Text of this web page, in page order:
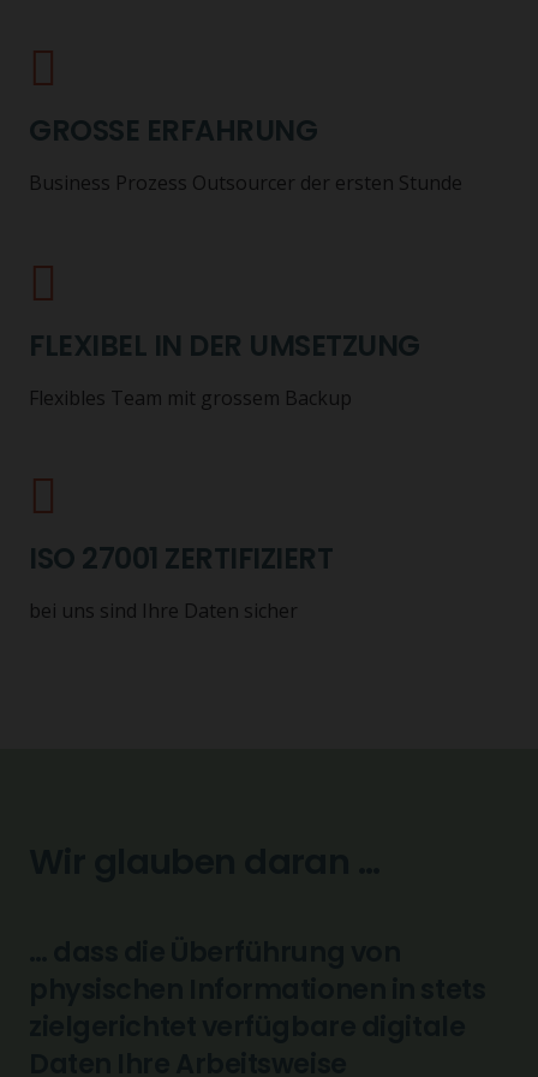
GROSSE ERFAHRUNG
Business Prozess Outsourcer der ersten Stunde
FLEXIBEL IN DER UMSETZUNG
Flexibles Team mit grossem Backup
ISO 27001 ZERTIFIZIERT
bei uns sind Ihre Daten sicher